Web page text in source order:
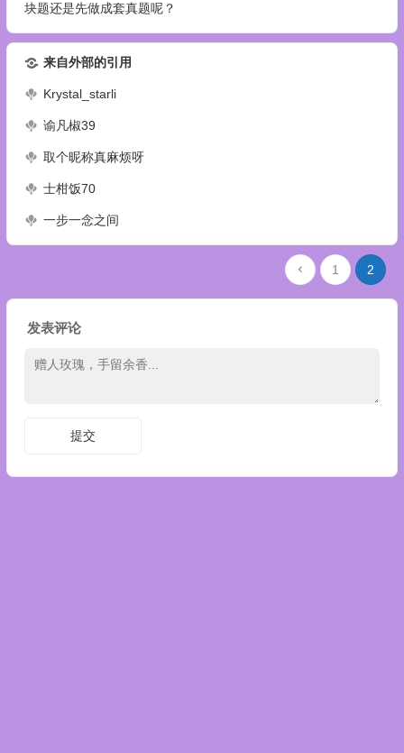
块题还是先做成套真题呢？
来自外部的引用
Krystal_starli
谕凡椒39
取个昵称真麻烦呀
士柑饭70
一步一念之间
1 2
发表评论